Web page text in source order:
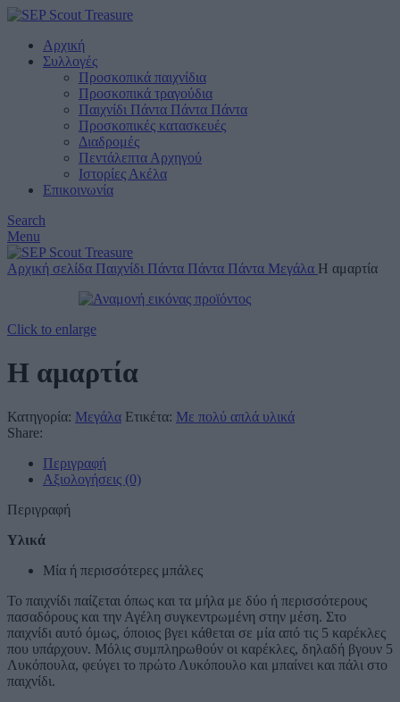
Αρχική
Συλλογές
Προσκοπικά παιχνίδια
Προσκοπικά τραγούδια
Παιχνίδι Πάντα Πάντα Πάντα
Προσκοπικές κατασκευές
Διαδρομές
Πεντάλεπτα Αρχηγού
Ιστορίες Ακέλα
Επικοινωνία
Search
Menu
Αρχική σελίδα Παιχνίδι Πάντα Πάντα Πάντα Μεγάλα Η αμαρτία
Click to enlarge
Η αμαρτία
Κατηγορία: Μεγάλα Ετικέτα: Με πολύ απλά υλικά
Share:
Περιγραφή
Αξιολογήσεις (0)
Περιγραφή
Υλικά
Μία ή περισσότερες μπάλες
Το παιχνίδι παίζεται όπως και τα μήλα με δύο ή περισσότερους
πασαδόρους και την Αγέλη συγκεντρωμένη στην μέση. Στο
παιχνίδι αυτό όμως, όποιος βγει κάθεται σε μία από τις 5 καρέκλες
που υπάρχουν. Μόλις συμπληρωθούν οι καρέκλες, δηλαδή βγουν 5
Λυκόπουλα, φεύγει το πρώτο Λυκόπουλο και μπαίνει και πάλι στο
παιχνίδι.